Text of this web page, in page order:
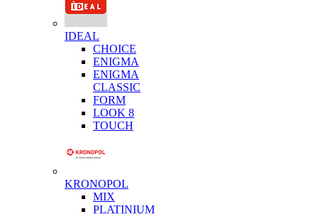
IDEAL
CHOICE
ENIGMA
ENIGMA
CLASSIC
FORM
LOOK 8
TOUCH
KRONOPOL
MIX
PLATINIUM